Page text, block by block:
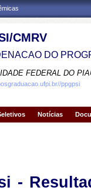
CMRV
DO
FEDERAL DO
ppgpsi
Notícias
-